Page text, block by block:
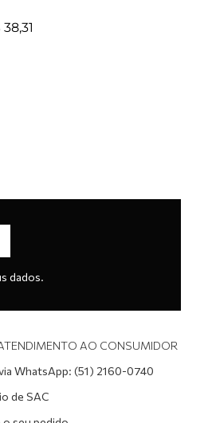
38,31
dados.
AO CONSUMIDOR
WhatsApp: (51) 2160-0740
de SAC